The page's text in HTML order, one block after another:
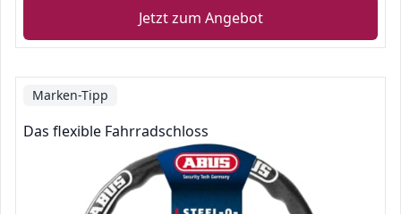
Jetzt zum Angebot
Marken-Tipp
Das flexible Fahrradschloss